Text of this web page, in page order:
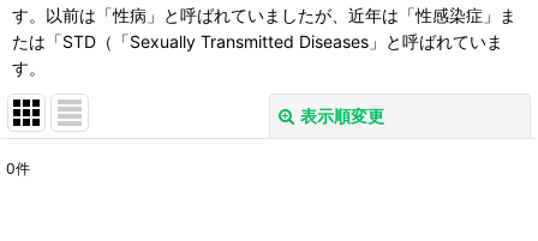
す。以前は「性病」と呼ばれていましたが、近年は「性感染症」ま
たは「STD（「Sexually Transmitted Diseases」と呼ばれていま
す。
表示順変更
0件